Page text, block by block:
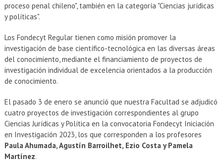
proceso penal chileno", también en la categoría "Ciencias jurídicas
y políticas".
Los Fondecyt Regular tienen como misión promover la
investigación de base científico-tecnológica en las diversas áreas
del conocimiento, mediante el financiamiento de proyectos de
investigación individual de excelencia orientados a la producción
de conocimiento.
El pasado 3 de enero se anunció que nuestra Facultad se adjudicó
cuatro proyectos de investigación correspondientes al grupo
Ciencias Jurídicas y Política en la convocatoria Fondecyt Iniciación
en Investigación 2023, los que corresponden a los profesores
Paula Ahumada, Agustín Barroilhet, Ezio Costa y Pamela
Martínez.